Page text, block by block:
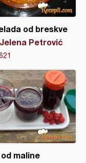
od breskve
Jelena Petrović
maline